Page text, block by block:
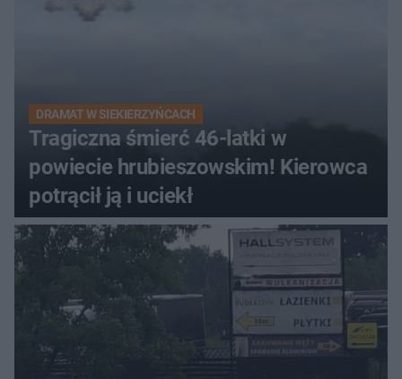
DRAMAT W SIEKIERZYŃCACH
Tragiczna śmierć 46-latki w
powiecie hrubieszowskim! Kierowca
potrącił ją i uciekł